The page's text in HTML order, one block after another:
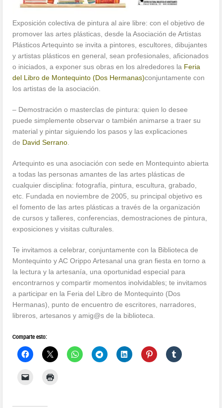
Exposición colectiva de pintura al aire libre: con el objetivo de
promover las artes plásticas, desde la Asociación de Artistas
Plásticos Artequinto se invita a pintores, escultores, dibujantes
y artistas plásticos en general, sean profesionales, aficionados
o iniciados, a exponer sus obras en los alrededores la Feria
del Libro de Montequinto (Dos Hermanas)conjuntamente con
los artistas de la asociación.
– Demostración o masterclas de pintura: quien lo desee
puede simplemente observar o también animarse a traer su
material y pintar siguiendo los pasos y las explicaciones
de David Serrano
Artequinto es una asociación con sede en Montequinto abierta
a todas las personas amantes de las artes plásticas de
cualquier disciplina: fotografía, pintura, escultura, grabado,
etc. Fundada en noviembre de 2005, su principal objetivo es
el fomento de las artes plásticas a través de la organización
de cursos y talleres, conferencias, demostraciones de pintura,
exposiciones y visitas culturales.
Te invitamos a celebrar, conjuntamente con la Biblioteca de
Montequinto y AC Orippo Artesanal una gran fiesta en torno a
la lectura y la artesanía, una oportunidad especial para
encontrarnos y compartir momentos inolvidables; te invitamos
a participar en la Feria del Libro de Montequinto (Dos
Hermanas), punto de encuentro de escritores, narradores,
libreros, artesanos y amig@s de la biblioteca.
Comparte esto: